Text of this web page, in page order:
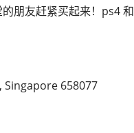
朋友赶紧买起来！ps4 和
Singapore 658077